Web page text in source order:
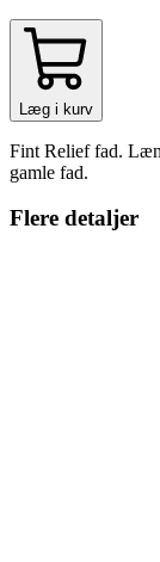
Læg i kurv
Fint Relief fad.
gamle fad.
Flere detaljer